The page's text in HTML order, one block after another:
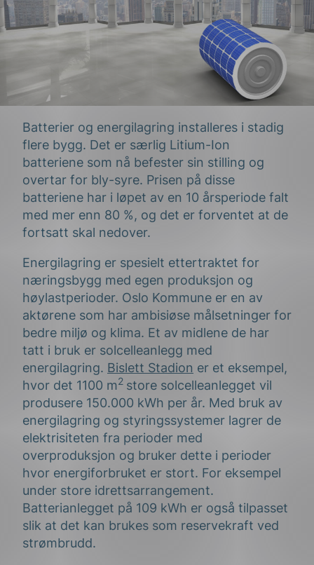
Batterier og energilagring installeres i stadig
flere bygg. Det er særlig Litium-Ion
batteriene som nå befester sin stilling og
overtar for bly-syre. Prisen på disse
batteriene har i løpet av en 10 årsperiode falt
med mer enn 80 %, og det er forventet at de
fortsatt skal nedover.
Energilagring er spesielt ettertraktet for
næringsbygg med egen produksjon og
høylastperioder. Oslo Kommune er en av
aktørene som har ambisiøse målsetninger for
bedre miljø og klima. Et av midlene de har
tatt i bruk er solcelleanlegg med
energilagring. Bislett Stadion er et eksempel,
hvor det 1100 m2 store solcelleanlegget vil
produsere 150.000 kWh per år. Med bruk av
energilagring og styringssystemer lagrer de
elektrisiteten fra perioder med
overproduksjon og bruker dette i perioder
hvor energiforbruket er stort. For eksempel
under store idrettsarrangement.
Batterianlegget på 109 kWh er også tilpasset
slik at det kan brukes som reservekraft ved
strømbrudd.